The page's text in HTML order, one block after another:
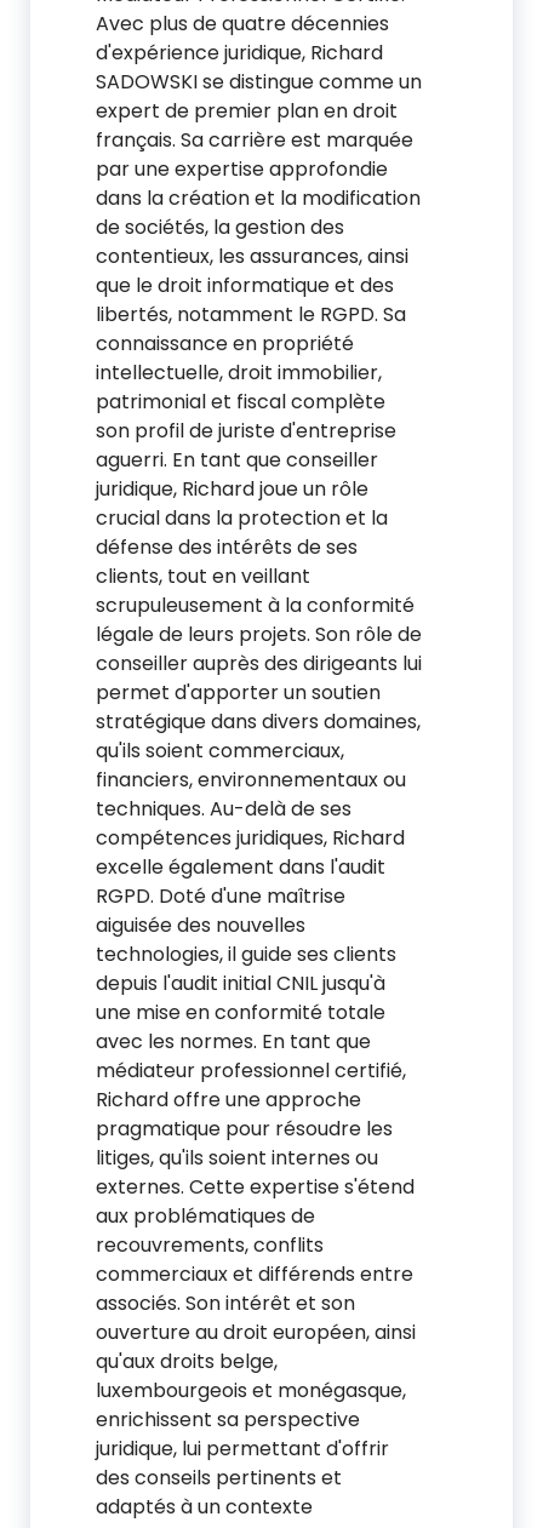
Avec plus de quatre décennies
d'expérience juridique, Richard
SADOWSKI se distingue comme un
expert de premier plan en droit
français. Sa carrière est marquée
par une expertise approfondie
dans la création et la modification
de sociétés, la gestion des
contentieux, les assurances, ainsi
que le droit informatique et des
libertés, notamment le RGPD. Sa
connaissance en propriété
intellectuelle, droit immobilier,
patrimonial et fiscal complète
son profil de juriste d'entreprise
aguerri. En tant que conseiller
juridique, Richard joue un rôle
crucial dans la protection et la
défense des intérêts de ses
clients, tout en veillant
scrupuleusement à la conformité
légale de leurs projets. Son rôle de
conseiller auprès des dirigeants lui
permet d'apporter un soutien
stratégique dans divers domaines,
qu'ils soient commerciaux,
financiers, environnementaux ou
techniques. Au-delà de ses
compétences juridiques, Richard
excelle également dans l'audit
RGPD. Doté d'une maîtrise
aiguisée des nouvelles
technologies, il guide ses clients
depuis l'audit initial CNIL jusqu'à
une mise en conformité totale
avec les normes. En tant que
médiateur professionnel certifié,
Richard offre une approche
pragmatique pour résoudre les
litiges, qu'ils soient internes ou
externes. Cette expertise s'étend
aux problématiques de
recouvrements, conflits
commerciaux et différends entre
associés. Son intérêt et son
ouverture au droit européen, ainsi
qu'aux droits belge,
luxembourgeois et monégasque,
enrichissent sa perspective
juridique, lui permettant d'offrir
des conseils pertinents et
adaptés à un contexte